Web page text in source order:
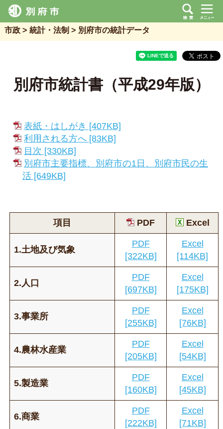
市政 統計・法制 別府市の統計データ
別府市統計書（平成29年版）
表紙・はしがき [407KB]
利用される方へ [83KB]
目次 [330KB]
別府市主要指標、別府市の1日、別府市民の生
活 [649KB]
項目 PDF Excel
1.土地及び気象
PDF
[322KB]
Excel
[114KB]
2.人口
PDF
[697KB]
Excel
[175KB]
3.事業所
PDF
[255KB]
Excel
[76KB]
4.農林水産業
PDF
[205KB]
Excel
[54KB]
5.製造業
PDF
[160KB]
Excel
[45KB]
6.商業
PDF
[222KB]
Excel
[71KB]